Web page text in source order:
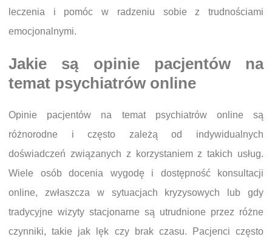
leczenia i pomóc w radzeniu sobie z trudnościami
emocjonalnymi.
Jakie są opinie pacjentów na
temat psychiatrów online
Opinie pacjentów na temat psychiatrów online są
różnorodne i często zależą od indywidualnych
doświadczeń związanych z korzystaniem z takich usług.
Wiele osób docenia wygodę i dostępność konsultacji
online, zwłaszcza w sytuacjach kryzysowych lub gdy
tradycyjne wizyty stacjonarne są utrudnione przez różne
czynniki, takie jak lęk czy brak czasu. Pacjenci często